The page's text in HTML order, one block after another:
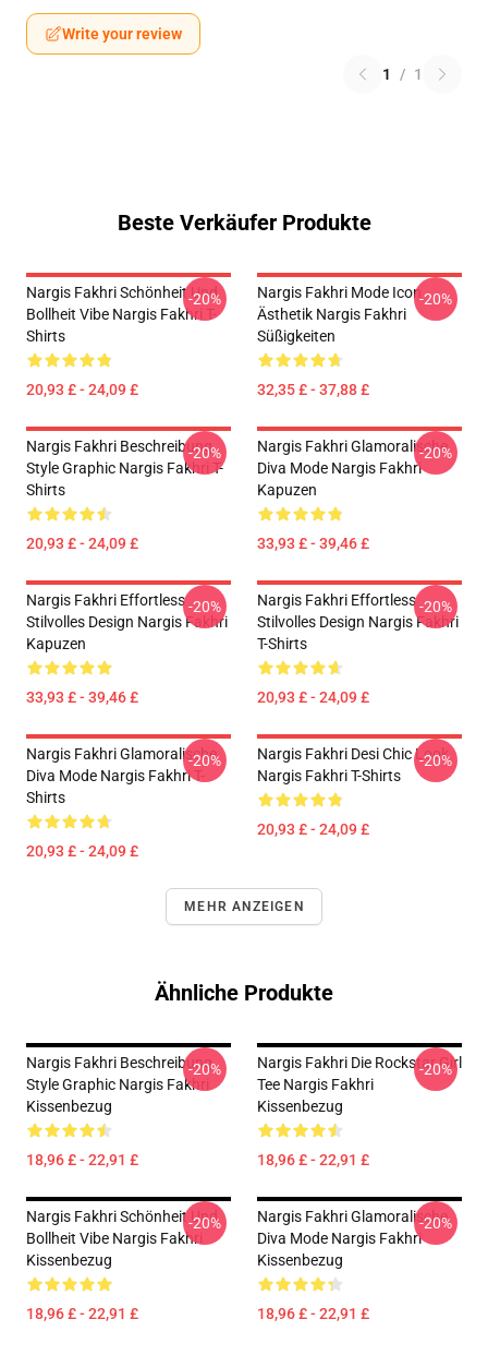
Write your review
1 / 1
Beste Verkäufer Produkte
Nargis Fakhri Schönheit Und
Bollheit Vibe Nargis Fakhri T-
Shirts
20,93 £ - 24,09 £
-20%
Nargis Fakhri Mode Icon
Ästhetik Nargis Fakhri
Süßigkeiten
32,35 £ - 37,88 £
-20%
Nargis Fakhri Beschreibung
Style Graphic Nargis Fakhri T-
Shirts
20,93 £ - 24,09 £
-20%
Nargis Fakhri Glamoralische
Diva Mode Nargis Fakhri
Kapuzen
33,93 £ - 39,46 £
-20%
Nargis Fakhri Effortless
Stilvolles Design Nargis Fakhri
Kapuzen
33,93 £ - 39,46 £
-20%
Nargis Fakhri Effortless
Stilvolles Design Nargis Fakhri
T-Shirts
20,93 £ - 24,09 £
-20%
Nargis Fakhri Glamoralische
Diva Mode Nargis Fakhri T-
Shirts
20,93 £ - 24,09 £
-20%
Nargis Fakhri Desi Chic Look
Nargis Fakhri T-Shirts
20,93 £ - 24,09 £
-20%
MEHR ANZEIGEN
Ähnliche Produkte
Nargis Fakhri Beschreibung
Style Graphic Nargis Fakhri
Kissenbezug
18,96 £ - 22,91 £
-20%
Nargis Fakhri Die Rockstar Girl
Tee Nargis Fakhri
Kissenbezug
18,96 £ - 22,91 £
-20%
Nargis Fakhri Schönheit Und
Bollheit Vibe Nargis Fakhri
Kissenbezug
18,96 £ - 22,91 £
-20%
Nargis Fakhri Glamoralische
Diva Mode Nargis Fakhri
Kissenbezug
18,96 £ - 22,91 £
-20%